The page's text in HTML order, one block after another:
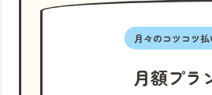
月々のコツコツ払
月額プラ